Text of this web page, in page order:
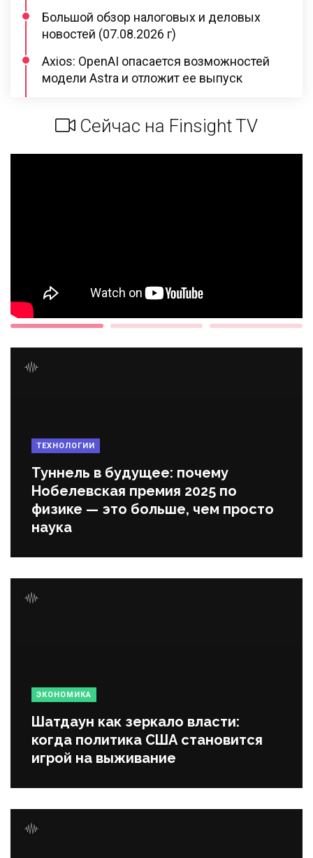
Большой обзор налоговых и деловых
новостей (07.08.2026 г)
Axios: OpenAI опасается возможностей
модели Astra и отложит ее выпуск
Сейчас на Finsight TV
ТЕХНОЛОГИИ
Туннель в будущее: почему
Нобелевская премия 2025 по
физике — это больше, чем просто
наука
ЭКОНОМИКА
Шатдаун как зеркало власти:
когда политика США становится
игрой на выживание